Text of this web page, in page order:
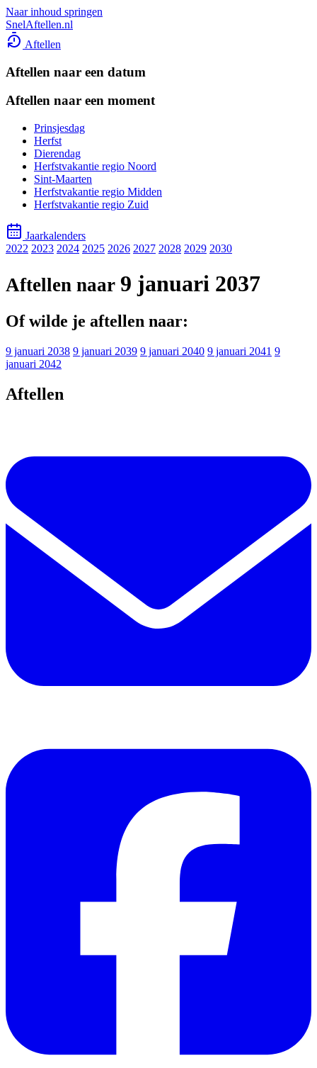
Naar inhoud springen
SnelAftellen.nl
Aftellen
Aftellen naar een datum
Aftellen naar een moment
Prinsjesdag
Herfst
Dierendag
Herfstvakantie regio Noord
Sint-Maarten
Herfstvakantie regio Midden
Herfstvakantie regio Zuid
Jaarkalenders
2022 2023 2024 2025 2026 2027 2028 2029 2030
Aftellen naar 9 januari 2037
Of wilde je aftellen naar:
9 januari 2038 9 januari 2039 9 januari 2040 9 januari 2041 9
januari 2042
Aftellen